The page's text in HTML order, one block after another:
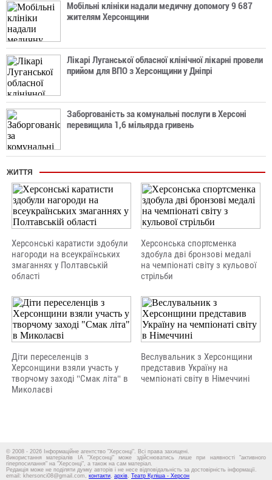
Мобільні клініки надали медичну допомогу 9 687
жителям Херсонщини
Лікарі Луганської обласної клінічної лікарні провели
прийом для ВПО з Херсонщини у Дніпрі
Заборгованість за комунальні послуги в Херсоні
перевищила 1,6 мільярда гривень
ЖИТТЯ
Херсонські каратисти здобули
нагороди на всеукраїнських
змаганнях у Полтавській
області
Херсонська спортсменка
здобула дві бронзові медалі
на чемпіонаті світу з кульової
стрільби
Діти переселенців з
Херсонщини взяли участь у
творчому заході "Смак літа" в
Миколаєві
Веслувальник з Херсонщини
представив Україну на
чемпіонаті світу в Німеччині
© 2008 - 2026 Інформаційне агентство "Херсонці". Всі права захищені.
Використання матеріалів ІА "Херсонці" може здійснюватись лише при наявності "активного
гіперпосилання" на "Херсонці", а також на сам матеріал.
Редакція може не поділяти думку авторів і не несе відповідальність за достовірність інформації.
email: khersonci08@gmail.com, контакти, архів, Театр Куліша - Херсон